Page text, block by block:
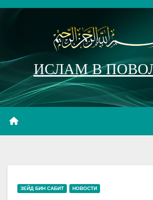
Перейти
ИСЛАМ В
ЗЕЙД БИН САБИТ НОВОСТИ